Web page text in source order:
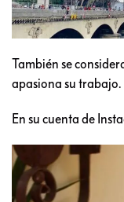
También se
apasiona su trabajo.
En su cuenta de